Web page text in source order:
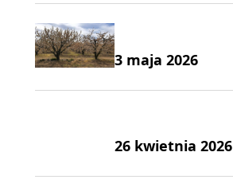
3 maja 2026
26 kwietnia 2026